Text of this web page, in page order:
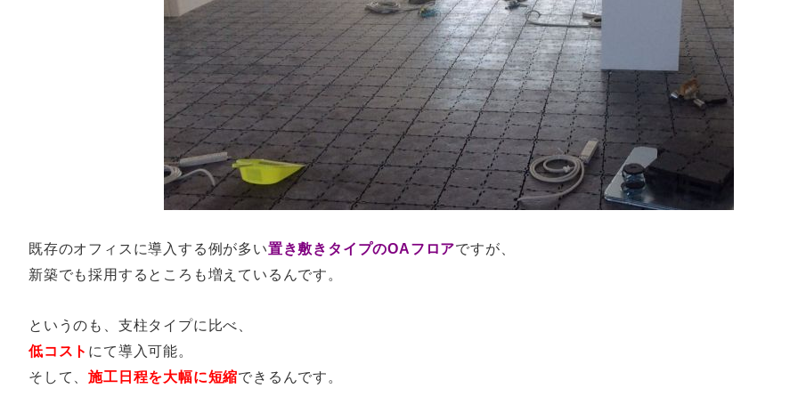
既存のオフィスに導入する例が多い置き敷きタイプのOAフロアですが、
新築でも採用するところも増えているんです。
というのも、支柱タイプに比べ、
低コスト にて導入可能。
そして、施工日程を大幅に短縮できるんです。